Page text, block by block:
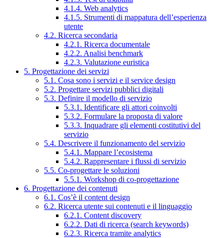
4.1.4. Web analytics
4.1.5. Strumenti di mappatura dell’esperienza
utente
4.2. Ricerca secondaria
4.2.1. Ricerca documentale
4.2.2. Analisi benchmark
4.2.3. Valutazione euristica
5. Progettazione dei servizi
5.1. Cosa sono i servizi e il service design
5.2. Progettare servizi pubblici digitali
5.3. Definire il modello di servizio
5.3.1. Identificare gli attori coinvolti
5.3.2. Formulare la proposta di valore
5.3.3. Inquadrare gli elementi costitutivi del
servizio
5.4. Descrivere il funzionamento del servizio
5.4.1. Mappare l’ecosistema
5.4.2. Rappresentare i flussi di servizio
5.5. Co-progettare le soluzioni
5.5.1. Workshop di co-progettazione
6. Progettazione dei contenuti
6.1. Cos’è il content design
6.2. Ricerca utente sui contenuti e il linguaggio
6.2.1. Content discovery
6.2.2. Dati di ricerca (search keywords)
6.2.3. Ricerca tramite analytics